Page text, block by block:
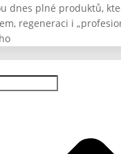
dnes plné produktů,
regeneraci i